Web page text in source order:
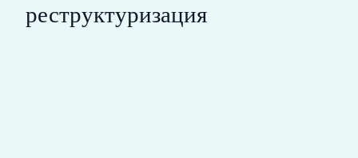
реструктуризация